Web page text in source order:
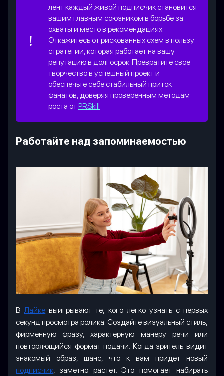
лент каждый живой подписчик становится
вашим главным союзником в борьбе за
охваты и место в рекомендациях.
Откажитесь от рискованных схем в пользу
стратегии, которая работает на вашу
репутацию в долгосрок. Превратите свое
творчество в успешный проект и
обеспечьте себе стабильный приток
фанатов, доверяя проверенным методам
роста отPRSkill
Работайте над запоминаемостью
В Лайке выигрывают те, кого легко узнать с первых
секунд просмотра ролика. Создайте визуальный стиль,
фирменную фразу, характерную манеру речи или
повторяющийся формат подачи. Когда зритель видит
знакомый образ, шанс, что к вам придет новый
подписчик, заметно растет. Это помогает набирать